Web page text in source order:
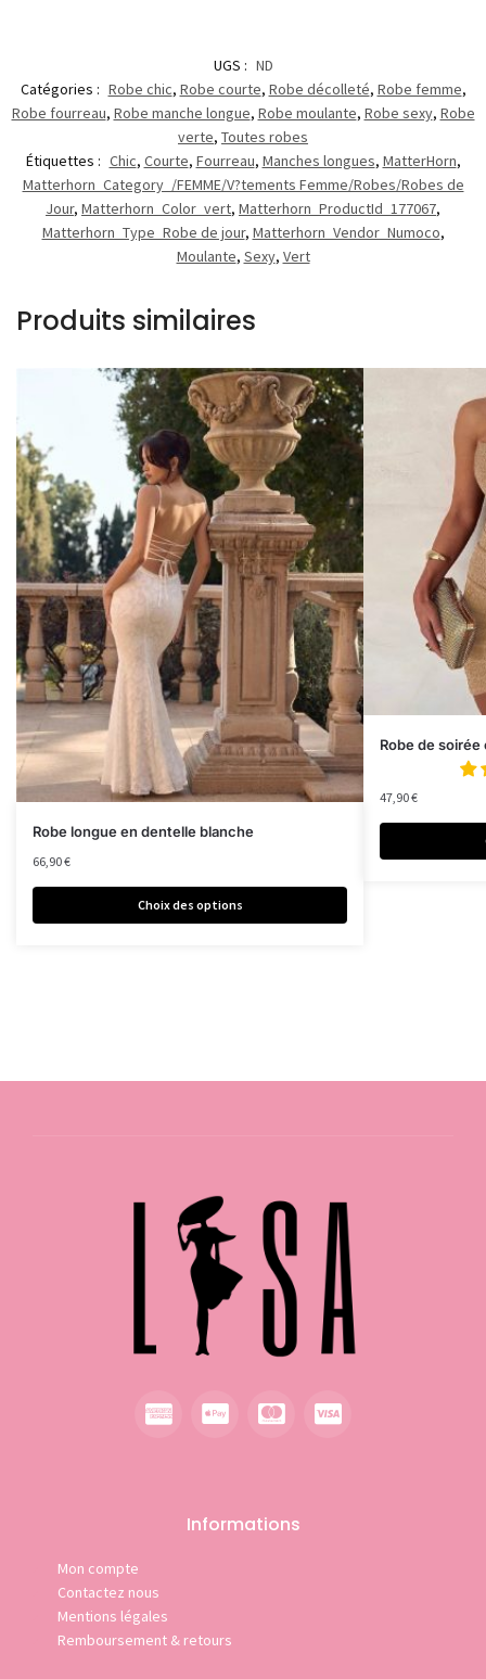
UGS : ND
Catégories : Robe chic, Robe courte, Robe décolleté, Robe femme,
Robe fourreau, Robe manche longue, Robe moulante, Robe sexy, Robe
verte, Toutes robes
Étiquettes : Chic, Courte, Fourreau, Manches longues, MatterHorn,
Matterhorn_Category_/FEMME/V?tements Femme/Robes/Robes de
Jour, Matterhorn_Color_vert, Matterhorn_ProductId_177067,
Matterhorn_Type_Robe de jour, Matterhorn_Vendor_Numoco,
Moulante, Sexy, Vert
Produits similaires
Robe longue en dentelle blanche
66,90€
Choix des options
Robe de
47,90€
Informations
Mon compte
Contactez nous
Mentions légales
Remboursement & retours